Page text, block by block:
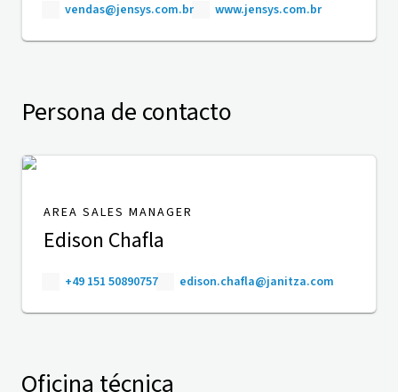
vendas@jensys.com.br www.jensys.com.br
Persona de contacto
AREA SALES MANAGER
Edison Chafla
+49 151 50890757 edison.chafla@janitza.com
Oficina técnica